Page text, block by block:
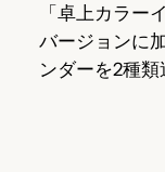
「卓上カラー
バージョンに
ンダーを2種